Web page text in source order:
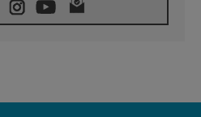
los coloquios en Roma en